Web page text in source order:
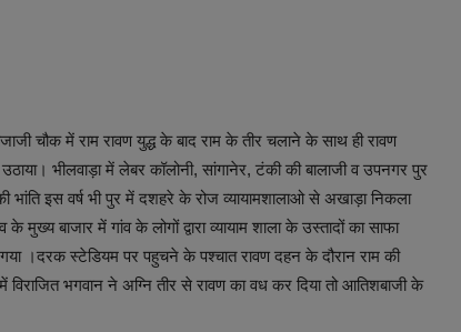
चौक में राम रावण युद्ध के बाद राम के तीर चलाने के साथ ही रावण
भीलवाड़ा में लेबर कॉलोनी, सांगानेर, टंकी की बालाजी व उपनगर पुर
इस वर्ष भी पुर में दशहरे के रोज व्यायामशालाओ से अखाड़ा निकला
बाजार में गांव के लोगों द्वारा व्यायाम शाला के उस्तादों का साफा
।दरक स्टेडियम पर पहुचने के पश्चात रावण दहन के दौरान राम की
भगवान ने अग्नि तीर से रावण का वध कर दिया तो आतिशबाजी के